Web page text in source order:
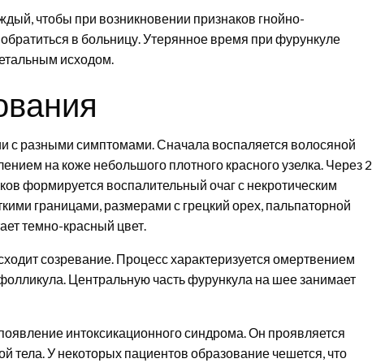
чтобы при возникновении признаков гнойно-
в больницу. Утерянное время при фурункуле
исходом.
с разными симптомами. Сначала воспаляется волосяной
на коже небольшого плотного красного узелка. Через 2
формируется воспалительный очаг с некротическим
границами, размерами с грецкий орех, пальпаторной
темно-красный цвет.
созревание. Процесс характеризуется омертвением
Центральную часть фурункула на шее занимает
интоксикационного синдрома. Он проявляется
У некоторых пациентов образование чешется, что